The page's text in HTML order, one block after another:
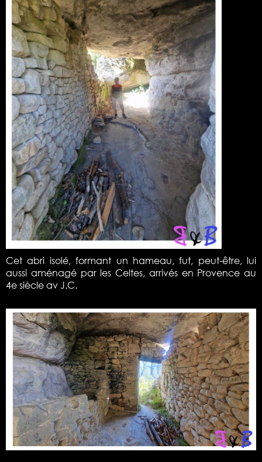
Cet abri isolé, formant un hameau, fut, peut-être, lui
aussi aménagé par les Celtes, arrivés en Provence au
4e siècle av J.C.